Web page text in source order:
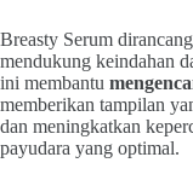
Breasty Serum
mendukung keindahan
ini membantu
memberikan tampilan
dan meningkatkan
payudara yang optimal.